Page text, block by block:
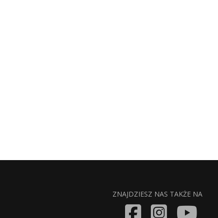
ZNAJDZIESZ NAS TAKŻE NA